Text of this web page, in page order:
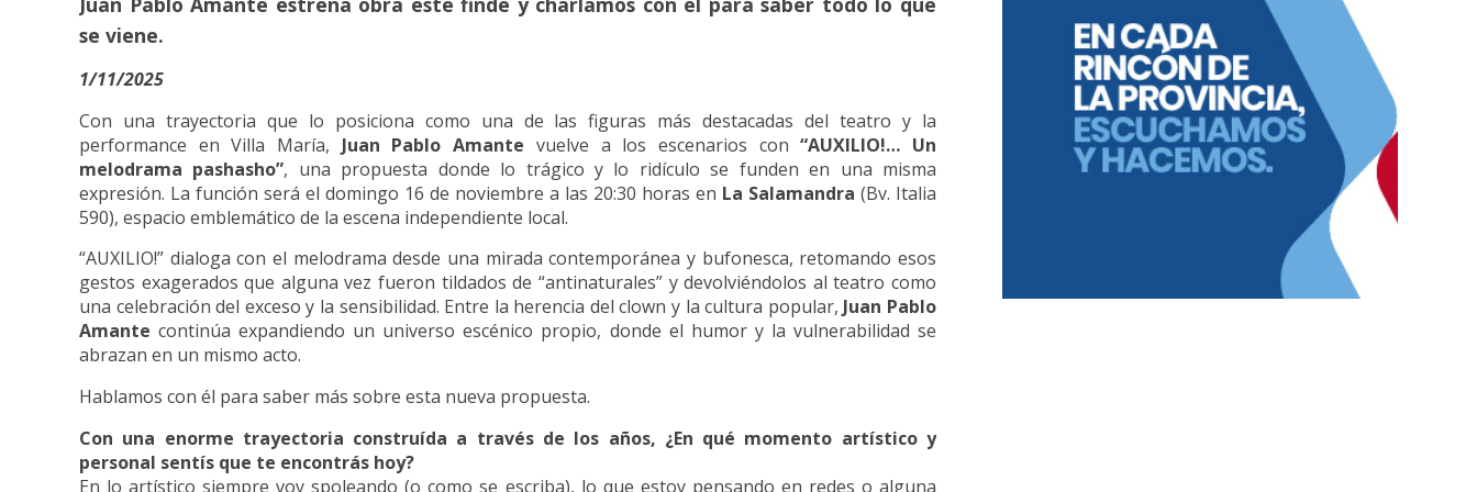
se viene.
1/11/2025
Con una trayectoria que lo posiciona como una de las figuras más destacadas del teatro y la
performance en Villa María, Juan Pablo Amante vuelve a los escenarios con“AUXILIO!… Un
melodrama pashasho”, una propuesta donde lo trágico y lo ridículo se funden en una misma
expresión. La función será el domingo 16 de noviembre a las 20:30 horas en La Salamandra (Bv. Italia
590), espacio emblemático de la escena independiente local.
“AUXILIO!” dialoga con el melodrama desde una mirada contemporánea y bufonesca, retomando esos
gestos exagerados que alguna vez fueron tildados de “antinaturales” y devolviéndolos al teatro como
una celebración del exceso y la sensibilidad. Entre la herencia del clown y la cultura popular, Juan Pablo
Amante continúa expandiendo un universo escénico propio, donde el humor y la vulnerabilidad se
abrazan en un mismo acto.
Hablamos con él para saber más sobre esta nueva propuesta.
Con una enorme trayectoria construída a través de los años, ¿En qué momento artístico y
personal sentís que te encontrás hoy?
En lo artístico siempre voy spoleando (o como se escriba), lo que estoy pensando en redes o alguna